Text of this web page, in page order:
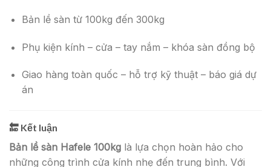
Bản lề sàn từ 100kg đến 300kg
Phụ kiện kính – cửa – tay nắm – khóa sàn đồng bộ
Giao hàng toàn quốc – hỗ trợ kỹ thuật – báo giá dự
án
🔚 Kết luận
Bản lề sàn Hafele 100kg là lựa chọn hoàn hảo cho
những công trình cửa kính nhẹ đến trung bình. Với